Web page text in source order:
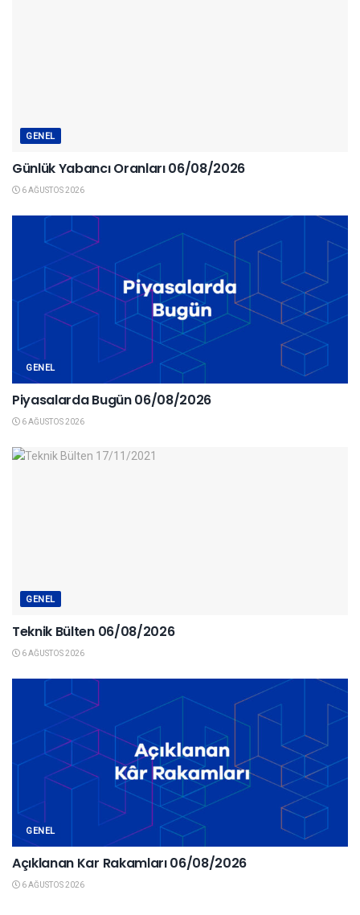
GENEL
Günlük Yabancı Oranları 06/08/2026
6 AĞUSTOS 2026
GENEL
Piyasalarda Bugün 06/08/2026
6 AĞUSTOS 2026
GENEL
Teknik Bülten 06/08/2026
6 AĞUSTOS 2026
GENEL
Açıklanan Kar Rakamları 06/08/2026
6 AĞUSTOS 2026